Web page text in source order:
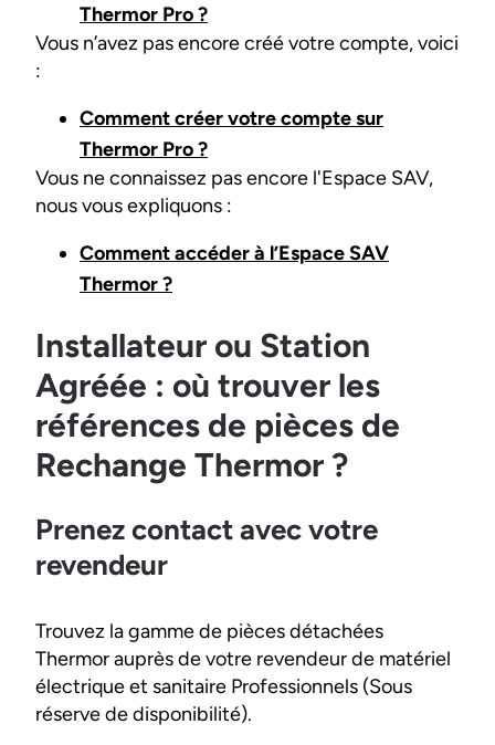
Thermor Pro ?
Vous n’avez pas encore créé votre compte, voici
:
Comment créer votre compte sur
Thermor Pro ?
Vous ne connaissez pas encore l'Espace SAV,
nous vous expliquons :
Comment accéder à l’Espace SAV
Thermor ?
Installateur ou Station
Agréée : où trouver les
références de pièces de
Rechange Thermor ?
Prenez contact avec votre
revendeur
Trouvez la gamme de pièces détachées
Thermor auprès de votre revendeur de matériel
électrique et sanitaire Professionnels (Sous
réserve de disponibilité).